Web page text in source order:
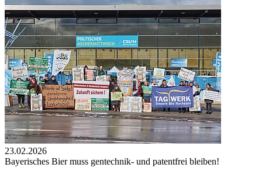
23.02.2026
Bayerisches Bier muss gentechnik- und patentfrei bleiben!